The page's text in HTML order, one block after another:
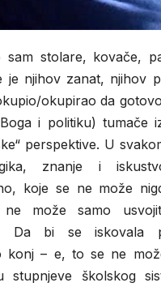
sam stolare, kovače,
je njihov zanat, njihov
okupirao da
i politiku) tumače
perspektive. U
znanje i
koje se ne može
može samo
Da bi se iskovala
konj – e, to se ne
stupnjeve školskog